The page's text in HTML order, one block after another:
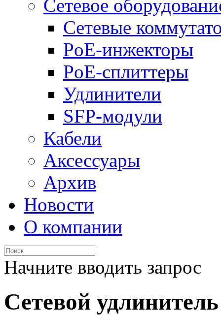
Сетевое
Сетевые
PoE-инжекторы
PoE-сплиттеры
Удлинители
SFP-модули
Кабели
Аксессуары
Архив
Новости
О компании
Начните вводить запрос
Сетевой